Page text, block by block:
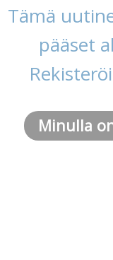
Tämä
pääset
Minulla